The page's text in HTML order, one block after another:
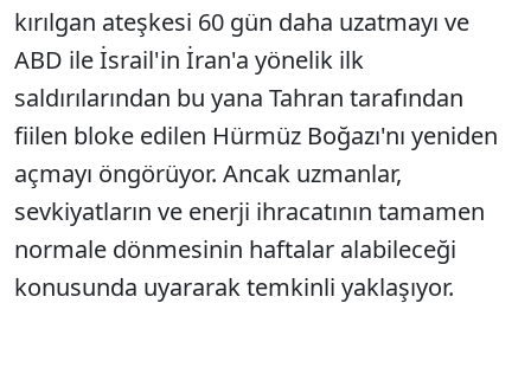
kırılgan ateşkesi 60 gün daha uzatmayı ve
ABD ile İsrail'in İran'a yönelik ilk
saldırılarından bu yana Tahran tarafından
fiilen bloke edilen Hürmüz Boğazı'nı yeniden
açmayı öngörüyor. Ancak uzmanlar,
sevkiyatların ve enerji ihracatının tamamen
normale dönmesinin haftalar alabileceği
konusunda uyararak temkinli yaklaşıyor.